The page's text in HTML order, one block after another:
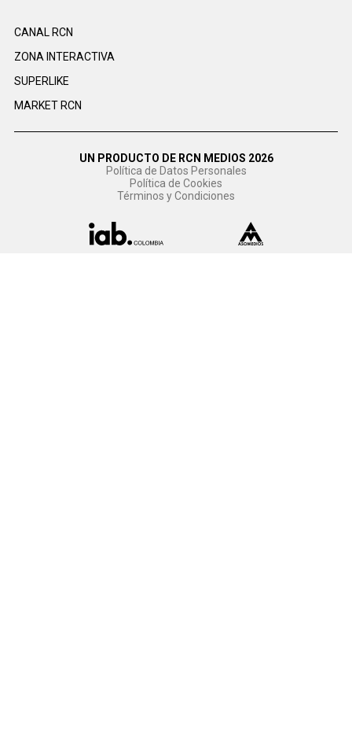
CANAL RCN
ZONA INTERACTIVA
SUPERLIKE
MARKET RCN
UN PRODUCTO DE RCN MEDIOS 2026
Política de Datos Personales
Política de Cookies
Términos y Condiciones